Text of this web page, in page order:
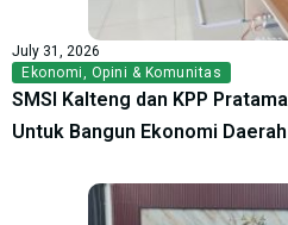
July 31, 2026
Ekonomi, Opini & Komunitas
SMSI Kalteng dan KPP
Untuk Bangun Ekonomi Daerah